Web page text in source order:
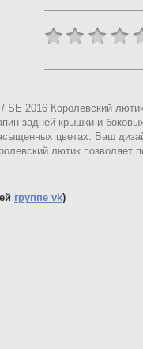
SE 2016 Королевский
задней крышки и
цветах. Ваш
лютик позволяет
группе vk)